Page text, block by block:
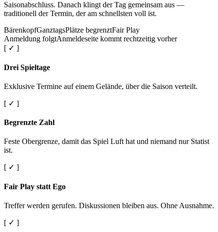
Saisonabschluss. Danach klingt der Tag gemeinsam aus —
traditionell der Termin, der am schnellsten voll ist.
BärenkopfGanztagsPlätze begrenztFair Play
Anmeldung folgtAnmeldeseite kommt rechtzeitig vorher
[ ✓ ]
Drei Spieltage
Exklusive Termine auf einem Gelände, über die Saison verteilt.
[ ✓ ]
Begrenzte Zahl
Feste Obergrenze, damit das Spiel Luft hat und niemand nur Statist
ist.
[ ✓ ]
Fair Play statt Ego
Treffer werden gerufen. Diskussionen bleiben aus. Ohne Ausnahme.
[ ✓ ]